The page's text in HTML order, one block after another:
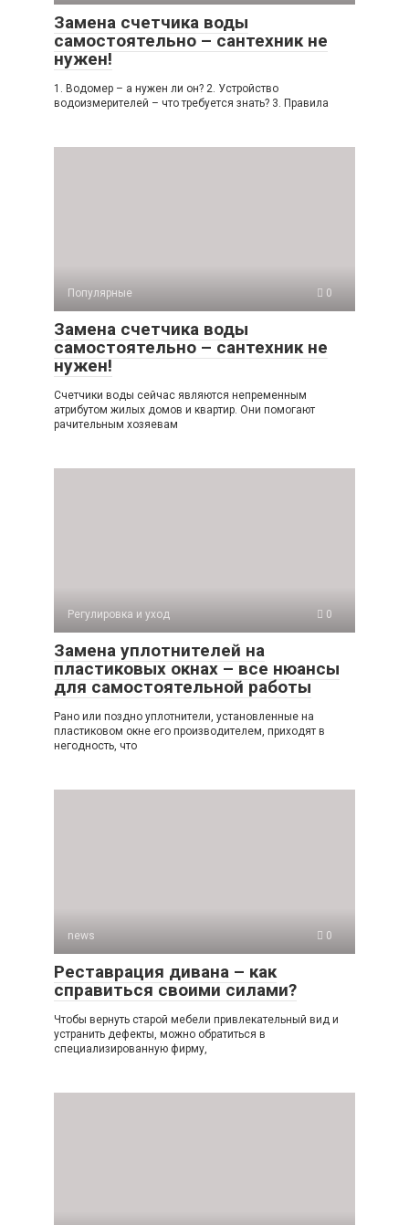
Замена счетчика воды
самостоятельно – сантехник не
нужен!
1. Водомер – а нужен ли он? 2. Устройство
водоизмерителей – что требуется знать? 3. Правила
Популярные 0
Замена счетчика воды
самостоятельно – сантехник не
нужен!
Счетчики воды сейчас являются непременным
атрибутом жилых домов и квартир. Они помогают
рачительным хозяевам
Регулировка и уход 0
Замена уплотнителей на
пластиковых окнах – все нюансы
для самостоятельной работы
Рано или поздно уплотнители, установленные на
пластиковом окне его производителем, приходят в
негодность, что
news 0
Реставрация дивана – как
справиться своими силами?
Чтобы вернуть старой мебели привлекательный вид и
устранить дефекты, можно обратиться в
специализированную фирму,